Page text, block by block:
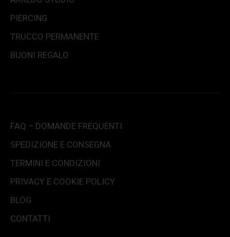
PIERCING
TRUCCO PERMANENTE
BUONI REGALO
FAQ – DOMANDE FREQUENTI
SPEDIZIONE E CONSEGNA
TERMINI E CONDIZIONI
PRIVACY E COOKIE POLICY
BLOG
CONTATTI